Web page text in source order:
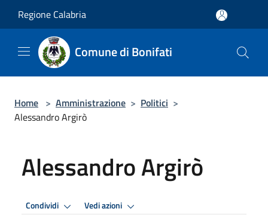
Regione Calabria
Comune di Bonifati
Home > Amministrazione > Politici >
Alessandro Argirò
Alessandro Argirò
Condividi Vedi azioni